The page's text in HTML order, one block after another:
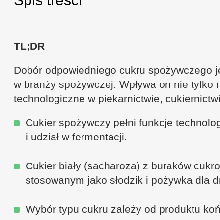
TL;DR
Dobór odpowiedniego cukru spożywczego
w branży spożywczej. Wpływa on nie
technologiczne w piekarnictwie,
Cukier spożywczy pełni funkcje
i udział w fermentacji.
Cukier biały (sacharoza) z buraków
stosowanym jako słodzik i pożywka dla
Wybór typu cukru zależy od produktu